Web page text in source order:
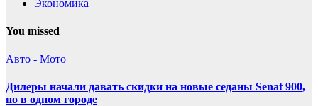
Экономика
You missed
Авто - Мото
Дилеры начали давать скидки на новые седаны Senat 900,
но в одном городе